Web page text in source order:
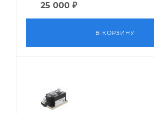
25 000 ₽
В КОРЗИНУ